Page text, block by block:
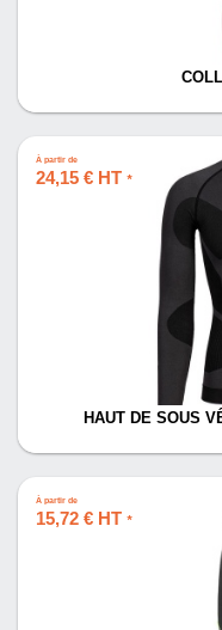
À partir de
24,15 € HT *
HAUT DE SOUS
À partir de
15,72 € HT *